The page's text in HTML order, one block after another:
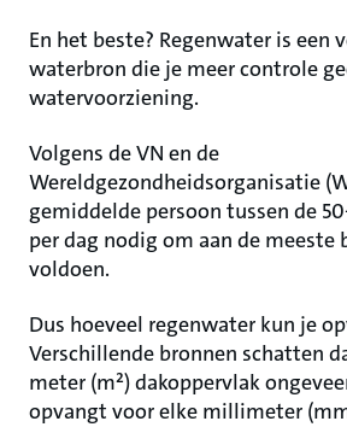
En het beste? Regenwater is een
waterbron die je meer controle
watervoorziening.
Volgens de VN en de
Wereldgezondheidsorganisatie
gemiddelde persoon tussen de
per dag nodig om aan de meeste
voldoen.
Dus hoeveel regenwater kun je
Verschillende bronnen schatten
meter (m²) dakoppervlak
opvangt voor elke millimeter